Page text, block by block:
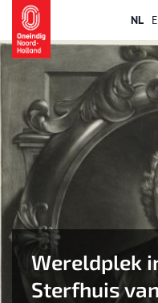
NL
Wereldplek
Sterfhuis